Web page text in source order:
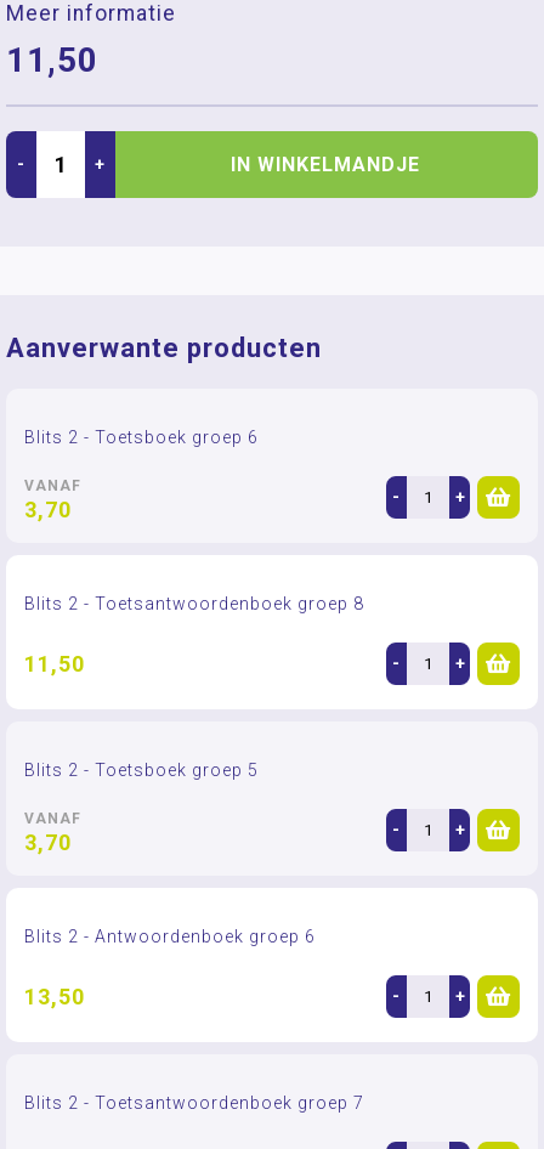
Meer informatie
11,50
- + IN WINKELMANDJE
Aanverwante producten
Blits 2 - Toetsboek groep 6
VANAF
3,70 - +
Blits 2 - Toetsantwoordenboek groep 8
11,50 - +
Blits 2 - Toetsboek groep 5
VANAF
3,70 - +
Blits 2 - Antwoordenboek groep 6
13,50 - +
Blits 2 - Toetsantwoordenboek groep 7